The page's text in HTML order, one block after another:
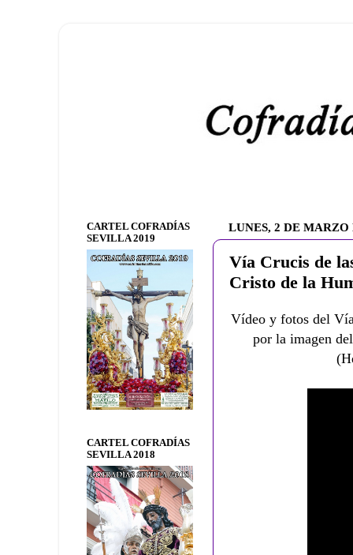
LUNES, 2 DE MARZO
Vía Crucis de
Cristo de la
Vídeo y fotos del
por la imagen
CARTEL COFRADÍAS
SEVILLA 2019
CARTEL COFRADÍAS
SEVILLA 2018